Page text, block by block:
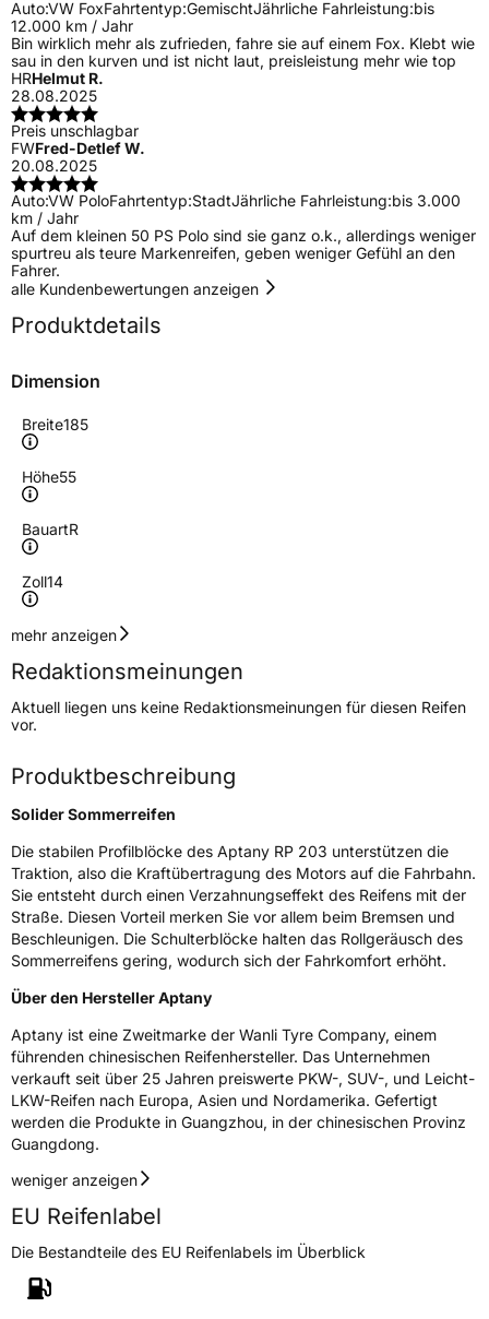
Auto:VW FoxFahrtentyp:GemischtJährliche Fahrleistung:bis
12.000 km / Jahr
Bin wirklich mehr als zufrieden, fahre sie auf einem Fox. Klebt wie
sau in den kurven und ist nicht laut, preisleistung mehr wie top
HRHelmut R.
28.08.2025
Preis unschlagbar
FWFred-Detlef W.
20.08.2025
Auto:VW PoloFahrtentyp:StadtJährliche Fahrleistung:bis 3.000
km / Jahr
Auf dem kleinen 50 PS Polo sind sie ganz o.k., allerdings weniger
spurtreu als teure Markenreifen, geben weniger Gefühl an den
Fahrer.
alle Kundenbewertungen anzeigen
Produktdetails
Dimension
Breite185
Höhe55
BauartR
Zoll14
Geschwindigkeitsindex
Höchstgeschwindigkeit
210 km/h
Lastindex80
Höchstlast450 kg
Generelle Merkmale
FahrzeugtypPKW
VerwendungSommerreifen
ModellnameRP 203
FahrzeugartPKW & SUV
SchlauchtypTL
ZustandNeureifen
EU Label
EffizienzD
Nasshaftung
mehr anzeigen
Redaktionsmeinungen
Aktuell liegen uns keine Redaktionsmeinungen für diesen Reifen
vor.
Produktbeschreibung
Solider Sommerreifen
Die stabilen Profilblöcke des Aptany RP 203 unterstützen die
Traktion, also die Kraftübertragung des Motors auf die Fahrbahn.
Sie entsteht durch einen Verzahnungseffekt des Reifens mit der
Straße. Diesen Vorteil merken Sie vor allem beim Bremsen und
Beschleunigen. Die Schulterblöcke halten das Rollgeräusch des
Sommerreifens gering, wodurch sich der Fahrkomfort erhöht.
Über den Hersteller Aptany
Aptany ist eine Zweitmarke der Wanli Tyre Company, einem
führenden chinesischen Reifenhersteller. Das Unternehmen
verkauft seit über 25 Jahren preiswerte PKW-, SUV-, und Leicht-
LKW-Reifen nach Europa, Asien und Nordamerika. Gefertigt
werden die Produkte in Guangzhou, in der chinesischen Provinz
Guangdong.
weniger anzeigen
EU Reifenlabel
Die Bestandteile des EU Reifenlabels im Überblick